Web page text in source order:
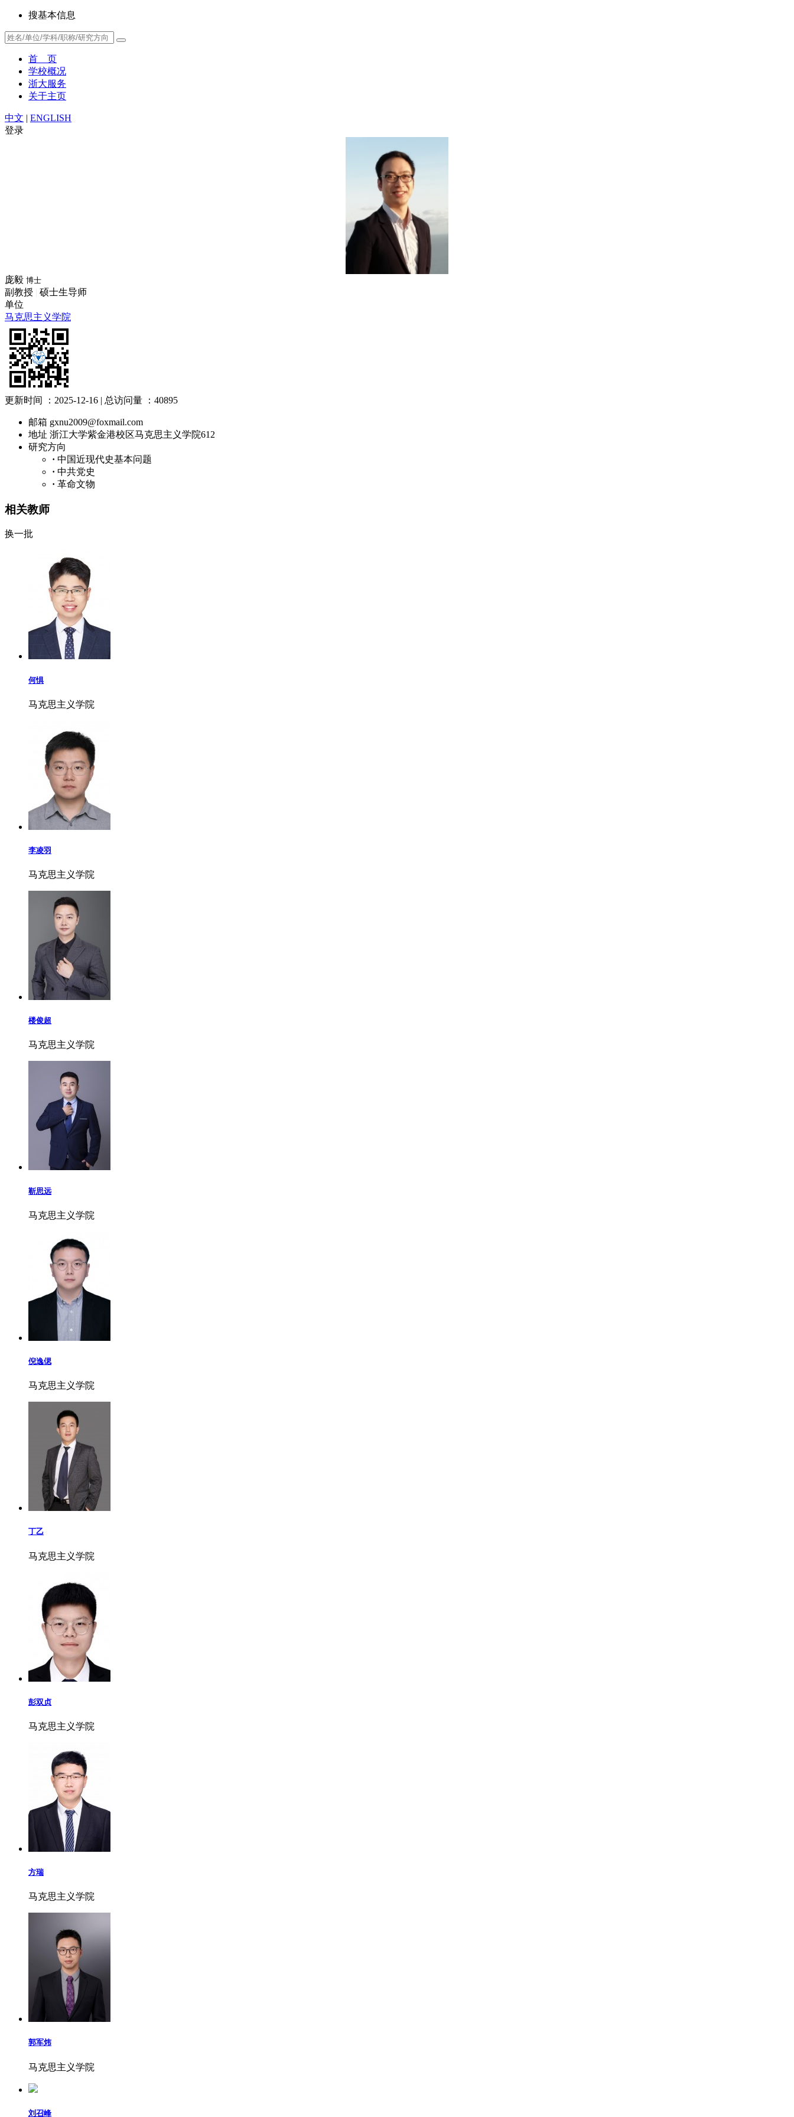
搜基本信息
首 页
学校概况
浙大服务
关于主页
中文 | ENGLISH
登录
庞毅 博士
副教授
硕士生导师
单位
马克思主义学院
更新时间 ： 2025-12-16 | 总访问量 ： 40895
邮箱 gxnu2009@foxmail.com
地址 浙江大学紫金港校区马克思主义学院612
研究方向
· 中国近现代史基本问题
· 中共党史
· 革命文物
相关教师
换一批
何惧
马克思主义学院
李凌羽
马克思主义学院
楼俊超
马克思主义学院
靳思远
马克思主义学院
倪逸偲
马克思主义学院
丁乙
马克思主义学院
彭双贞
马克思主义学院
方瑞
马克思主义学院
郭军炜
马克思主义学院
刘召峰